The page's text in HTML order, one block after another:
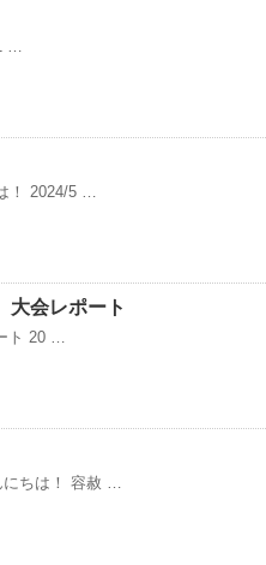
！ 2024/5 …
会レポート
ト 20 …
ちは！ 容赦 …